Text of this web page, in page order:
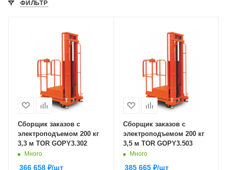
ФИЛЬТР
Сборщик заказов с
электроподъемом 200 кг
3,3 м TOR GOPY3.302
Много
366 658 ₽/шт
Сборщик заказов с
электроподъемом 200 кг
3,5 м TOR GOPY3.503
Много
385 665₽/шт